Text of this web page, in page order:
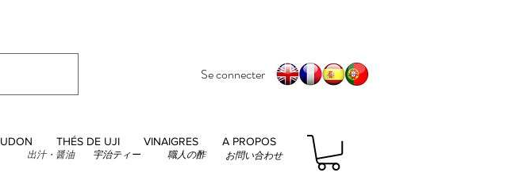
Se connecter
UDON THÉS DE UJI VINAIGRES A PROPOS
出汁・醤油 職人の酢
宇治ティー お問い合わせ